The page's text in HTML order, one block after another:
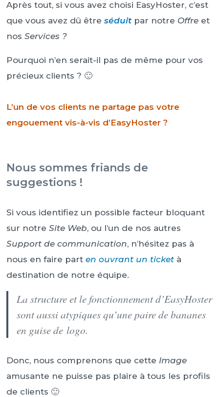
Après tout, si vous avez choisi EasyHoster, c’est
que vous avez dû être séduit par notre Offre et
nos Services ?
Pourquoi n’en serait-il pas de même pour vos
précieux clients ? 🙂
L’un de vos clients ne partage pas votre
engouement vis-à-vis d’EasyHoster ?
Nous sommes friands de
suggestions !
Si vous identifiez un possible facteur bloquant
sur notre Site Web, ou l’un de nos autres
Support de communication, n’hésitez pas à
nous en faire part en ouvrant un ticket à
destination de notre équipe.
La structure et le fonctionnement d’EasyHoster
sont aussi atypiques qu’une paire de bananes
en guise de logo.
Donc, nous comprenons que cette Image
amusante ne puisse pas plaire à tous les profils
de clients 🙂